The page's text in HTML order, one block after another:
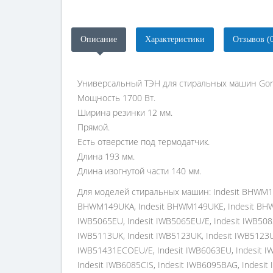
Описание Характеристики Отзывов
Универсальный ТЭН для стиральных машин
Мощность 1700 Вт.
Ширина резинки 12 мм.
Прямой.
Есть отверстие под термодатчик.
Длина 193 мм.
Длина изогнутой части 140 мм.
Для моделей стиральных машин: Indesit BHWM129UK, Indesit BHWM129UK/1, Indesit BHWM129UK1E, Indesit BHWM129UKA, Indesit BHWM149UK, Indesit BHWM149UKA, Indesit BHWM149UKE, Indesit BHWMD742UK, Indesit BWMD742EU, Indesit IWB50651CECOEU, Indesit IWB5065BIT, Indesit IWB5065BIT/E, Indesit IWB5065EU, Indesit IWB5065EU/E, Indesit IWB5083CIS, Indesit IWB5085TK, Indesit IWB5103CIS, Indesit IWB5105EU, Indesit IWB5105EU/E, Indesit IWB5105TK, Indesit IWB5113UK, Indesit IWB5123UK, Indesit IWB5123UKB, Indesit IWB5123UKE, Indesit IWB5125EU, Indesit IWB5125EU/E, Indesit IWB51431ECOEU, Indesit IWB51431ECOEU/E, Indesit IWB6063EU, Indesit IWB6065BAG, Indesit IWB6065EU, Indesit IWB6065GR, Indesit IWB6065KW, Indesit IWB60830EU, Indesit IWB6085BAUS, Indesit IWB6085CIS, Indesit IWB6095BAG, Indesit IWB6103EU, Indesit IWB6103EU/E, Indesit IWB6105CIS, Indesit IWB6113ECOUK, Indesit IWB6113UK, Indesit IWB6123EU, Indesit IWB6123EU/E, Indesit IWB6123NL, Indesit IWB6123UK, Indesit IWB6123UKE, Indesit IWB6143EU, Indesit IWB6143EU/E, Indesit IWB6143NL, Indesit IWB6163NL, Indesit IWB6165EU, Indesit IWB6165EU/E, Indesit IWB71250UKE, Indesit IWC5083CIS, Indesit IWC5085BIT, Indesit IWC5085BIT/E, Indesit IWC5085EU, Indesit IWC5085EU/E, Indesit IWC5103CIS, Indesit IWC5105BIT, Indesit IWC5105BIT/E, Indesit IWC5105ECOEE, Indesit IWC5105EU, Indesit IWC5105EU/E, Indesit IWC5105FR, Indesit IWC5125EU, Indesit IWC5125EU/E, Indesit IWC5125FR, Indesit IWC5125FR/E, Indesit IWC5145EU, Indesit IWC5145EU/E, Indesit IWC6083EU, Indesit IWC6083EU/E, Indesit IWC60851ECOEU, Indesit IWC6085BCIS, Indesit IWC6085BIND, Indesit IWC6085BIT, Indesit IWC6085SEU, Indesit IWC6086ECOIT, Indesit IWC6086ECOIT/E, Indesit IWC6093EU, Indesit IWC6093EU/E, Indesit IWC6095EX60HZ, Indesit IWC6103EU, Indesit IWC6103EU/E, Indesit IWC6105(PL)/E, Indesit IWC61050TK, Indesit IWC61051ECOEU, Indesit IWC6105BCIS, Indesit IWC6105BIT, Indesit IWC6105DE, Indesit IWC6105DE/E, Indesit IWC6105EU, Indesit IWC6105EU/E, Indesit IWC6105FR, Indesit IWC6105FR/E, Indesit IWC6105PL, Indesit IWC6105SEU, Indesit IWC6105SEU/E, Indesit IWC6105TK, Indesit IWC6105UK, Indesit IWC6105UKE, Indesit IWC6106ECOIT, Indesit IWC6106ECOIT/E, Indesit IWC6123EU, Indesit IWC6123EU/E, Indesit IWC61251ECOEU, Indesit IWC61251FR, Indesit IWC61251SECO, Indesit IWC61251SECOUK, Indesit IWC6125BIT, Indesit IWC6125DE, Indesit IWC6125EU, Indesit IWC6125FR, Indesit IWC6125FR/E, Indesit IWC6125SFR, Indesit IWC6125SFR/E, Indesit IWC6125SUK, Indesit IWC6125SUKE, Indesit IWC6125UK, Indesit IWC6125UKE, Indesit IWC61281ECODE, Indesit IWC61281ECODE/E, Indesit IWC61281ECOEU, Indesit IWC61281ECOEU/E, Indesit IWC6133UK, Indesit IWC6143EU, Indesit IWC61451SECO, Indesit IWC61451SECOUK, Indesit IWC6145DE, Indesit IWC6145SUK, Indesit IWC6145SUKE, Indesit IWC6145UK, Indesit IWC6145UKE, Indesit IWC61481ECODE, Indesit IWC61481ECODE/E, Indesit IWC6153UK, Indesit IWC61651ECO, Indesit IWC61651SECO, Indesit IWC6165DE, Indesit IWC6165DE/E, Indesit IWC6165EU, Indesit IWC6165EU/E, Indesit IWC6165SUK, Indesit IWC6165SUKE, Indesit IWC6165UK, Indesit IWC6165UKC, Indesit IWC6165UKE, Indesit IWC7085EU, Indesit IWC7085EU/E, Indesit